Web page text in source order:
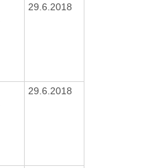
29.6.2018
29.6.2018